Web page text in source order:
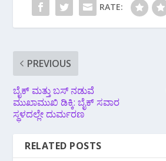
RATE:
PREVIOUS
ಬೈಕ್ ಮತ್ತು ಬಸ್ ನಡುವೆ
ಮುಖಾಮುಖಿ ಡಿಕ್ಕಿ: ಬೈಕ್ ಸವಾರ
ಸ್ಥಳದಲ್ಲೇ ದುರ್ಮರಣ
RELATED POSTS